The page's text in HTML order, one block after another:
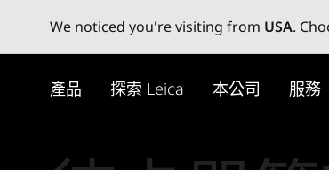
We noticed you're visiting from USA.
產品 探索 Leica 本公司 服務